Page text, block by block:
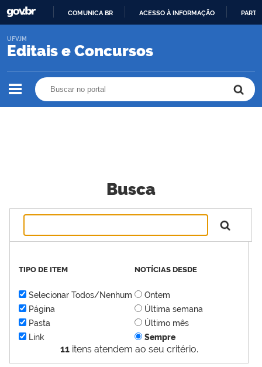
O
COMUNICA BR ACESSO À INFORMAÇÃO
Editais e Concursos
UFVJM
Busca
11itens atendem ao seu critério.
TIPO DE ITEM
Selecionar Todos/Nenhum
Página
Pasta
Link
NOTÍCIAS DESDE
Ontem
Última semana
Último mês
Sempre